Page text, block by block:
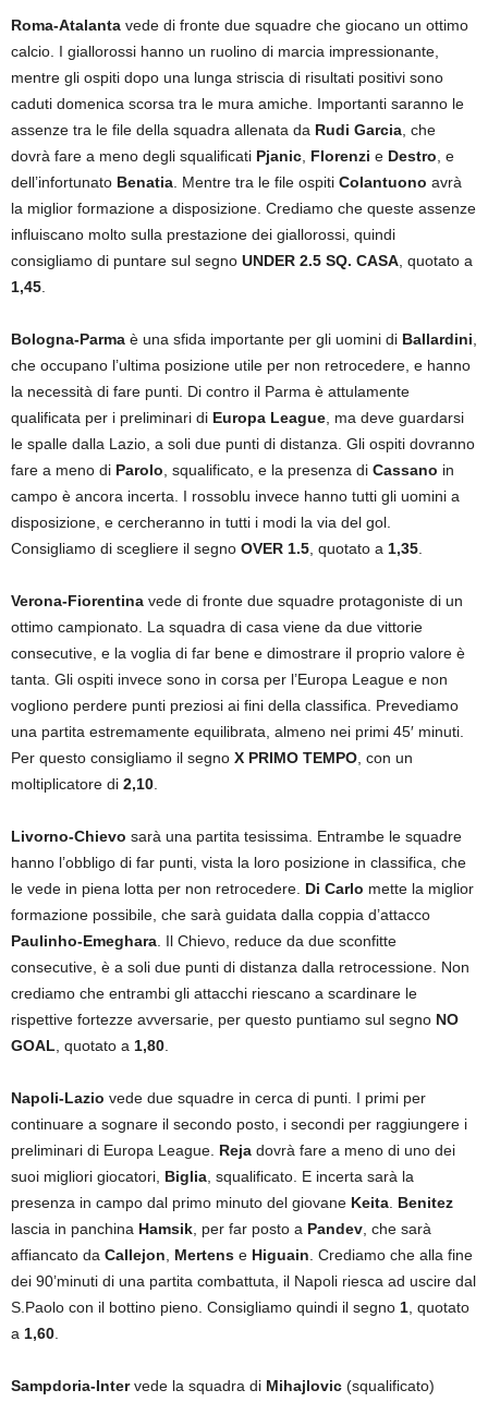
Roma-Atalanta vede di fronte due squadre che giocano un ottimo
calcio. I giallorossi hanno un ruolino di marcia impressionante,
mentre gli ospiti dopo una lunga striscia di risultati positivi sono
caduti domenica scorsa tra le mura amiche. Importanti saranno le
assenze tra le file della squadra allenata da Rudi Garcia , che
dovrà fare a meno degli squalificati Pjanic Florenzi e Destro , e
dell’infortunato Benatia . Mentre tra le file ospiti Colantuono avrà
la miglior formazione a disposizione. Crediamo che queste assenze
influiscano molto sulla prestazione dei giallorossi, quindi
consigliamo di puntare sul segno UNDER 2.5 SQ. CASA , quotato a
1,45
Bologna-Parma è una sfida importante per gli uomini di Ballardini
che occupano l’ultima posizione utile per non retrocedere, e hanno
la necessità di fare punti. Di contro il Parma è attulamente
qualificata per i preliminari di Europa League , ma deve guardarsi
le spalle dalla Lazio, a soli due punti di distanza. Gli ospiti dovranno
fare a meno di Parolo , squalificato, e la presenza di Cassano in
campo è ancora incerta. I rossoblu invece hanno tutti gli uomini a
disposizione, e cercheranno in tutti i modi la via del gol.
Consigliamo di scegliere il segno OVER 1.5 , quotato a 1,35
Verona-Fiorentina vede di fronte due squadre protagoniste di un
ottimo campionato. La squadra di casa viene da due vittorie
consecutive, e la voglia di far bene e dimostrare il proprio valore è
tanta. Gli ospiti invece sono in corsa per l’Europa League e non
vogliono perdere punti preziosi ai fini della classifica. Prevediamo
una partita estremamente equilibrata, almeno nei primi 45′ minuti.
Per questo consigliamo il segno X PRIMO TEMPO , con un
moltiplicatore di 2,10
Livorno-Chievo sarà una partita tesissima. Entrambe le squadre
hanno l’obbligo di far punti, vista la loro posizione in classifica, che
le vede in piena lotta per non retrocedere. Di Carlo mette la miglior
formazione possibile, che sarà guidata dalla coppia d’attacco
Paulinho-Emeghara . Il Chievo, reduce da due sconfitte
consecutive, è a soli due punti di distanza dalla retrocessione. Non
crediamo che entrambi gli attacchi riescano a scardinare le
rispettive fortezze avversarie, per questo puntiamo sul segno NO
GOAL , quotato a 1,80
Napoli-Lazio vede due squadre in cerca di punti. I primi per
continuare a sognare il secondo posto, i secondi per raggiungere i
preliminari di Europa League. Reja dovrà fare a meno di uno dei
suoi migliori giocatori, Biglia , squalificato. E incerta sarà la
presenza in campo dal primo minuto del giovane Keita Benitez
lascia in panchina Hamsik , per far posto a Pandev , che sarà
affiancato da Callejon Mertens e Higuain . Crediamo che alla fine
dei 90’minuti di una partita combattuta, il Napoli riesca ad uscire dal
S.Paolo con il bottino pieno. Consigliamo quindi il segno 1 , quotato
a 1,60
Sampdoria-Intervede la squadra di Mihajlovic (squalificato)